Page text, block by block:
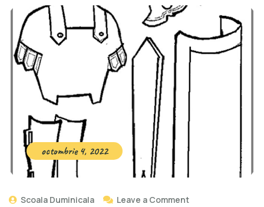
octombrie 4, 2022
Scoala Duminicala Leave a Comment